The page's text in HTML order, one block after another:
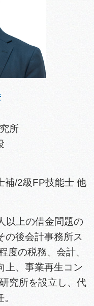
所
補/2級FP技能士 他
以上の借金問題の
の後会計事務所ス
度の税務、会計、
上、事業再生コン
究所を設立し、代